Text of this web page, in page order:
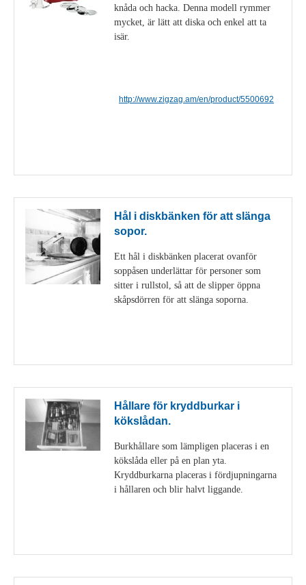
knåda och hacka. Denna modell rymmer
mycket, är lätt att diska och enkel att ta
isär.
http://www.zigzag.am/en/product/5500692
Hål i diskbänken för att slänga
sopor.
Ett hål i diskbänken placerat ovanför
soppåsen underlättar för personer som
sitter i rullstol, så att de slipper öppna
skåpsdörren för att slänga soporna.
Hållare för kryddburkar i
kökslådan.
Burkhållare som lämpligen placeras i en
kökslåda eller på en plan yta.
Kryddburkarna placeras i fördjupningarna
i hållaren och blir halvt liggande.